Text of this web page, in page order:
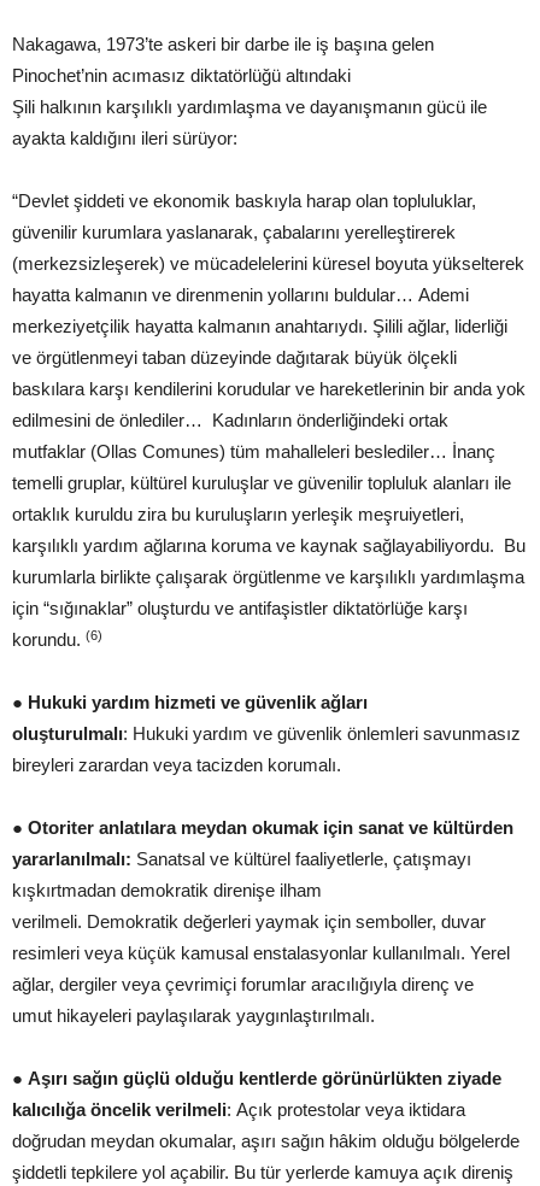
Nakagawa, 1973’te askeri bir darbe ile iş başına gelen
Pinochet’nin acımasız diktatörlüğü altındaki
Şili halkının karşılıklı yardımlaşma ve dayanışmanın gücü ile
ayakta kaldığını ileri sürüyor:
“Devlet şiddeti ve ekonomik baskıyla harap olan topluluklar,
güvenilir kurumlara yaslanarak, çabalarını yerelleştirerek
(merkezsizleşerek) ve mücadelelerini küresel boyuta yükselterek
hayatta kalmanın ve direnmenin yollarını buldular… Ademi
merkeziyetçilik hayatta kalmanın anahtarıydı. Şilili ağlar, liderliği
ve örgütlenmeyi taban düzeyinde dağıtarak büyük ölçekli
baskılara karşı kendilerini korudular ve hareketlerinin bir anda yok
edilmesini de önlediler… Kadınların önderliğindeki ortak
mutfaklar (Ollas Comunes) tüm mahalleleri beslediler… İnanç
temelli gruplar, kültürel kuruluşlar ve güvenilir topluluk alanları ile
ortaklık kuruldu zira bu kuruluşların yerleşik meşruiyetleri,
karşılıklı yardım ağlarına koruma ve kaynak sağlayabiliyordu. Bu
kurumlarla birlikte çalışarak örgütlenme ve karşılıklı yardımlaşma
için “sığınaklar” oluşturdu ve antifaşistler diktatörlüğe karşı
korundu. (6)
● Hukuki yardım hizmeti ve güvenlik ağları
oluşturulmalı: Hukuki yardım ve güvenlik önlemleri savunmasız
bireyleri zarardan veya tacizden korumalı.
● Otoriter anlatılara meydan okumak için sanat ve kültürden
yararlanılmalı: Sanatsal ve kültürel faaliyetlerle, çatışmayı
kışkırtmadan demokratik direnişe ilham
verilmeli. Demokratik değerleri yaymak için semboller, duvar
resimleri veya küçük kamusal enstalasyonlar kullanılmalı. Yerel
ağlar, dergiler veya çevrimiçi forumlar aracılığıyla direnç ve
umut hikayeleri paylaşılarak yaygınlaştırılmalı.
● Aşırı sağın güçlü olduğu kentlerde görünürlükten ziyade
kalıcılığa öncelik verilmeli: Açık protestolar veya iktidara
doğrudan meydan okumalar, aşırı sağın hâkim olduğu bölgelerde
şiddetli tepkilere yol açabilir. Bu tür yerlerde kamuya açık direniş